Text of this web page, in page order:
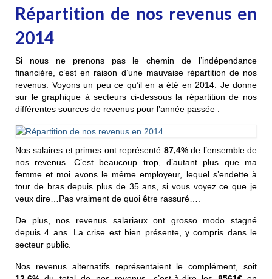
Répartition de nos revenus en
2014
Si nous ne prenons pas le chemin de l’indépendance
financière, c’est en raison d’une mauvaise répartition de nos
revenus. Voyons un peu ce qu’il en a été en 2014. Je donne
sur le graphique à secteurs ci-dessous la répartition de nos
différentes sources de revenus pour l’année passée :
Nos salaires et primes ont représenté 87,4%de l’ensemble de
nos revenus. C’est beaucoup trop, d’autant plus que ma
femme et moi avons le même employeur, lequel s’endette à
tour de bras depuis plus de 35 ans, si vous voyez ce que je
veux dire…Pas vraiment de quoi être rassuré….
De plus, nos revenus salariaux ont grosso modo stagné
depuis 4 ans. La crise est bien présente, y compris dans le
secteur public.
Nos revenus alternatifs représentaient le complément, soit